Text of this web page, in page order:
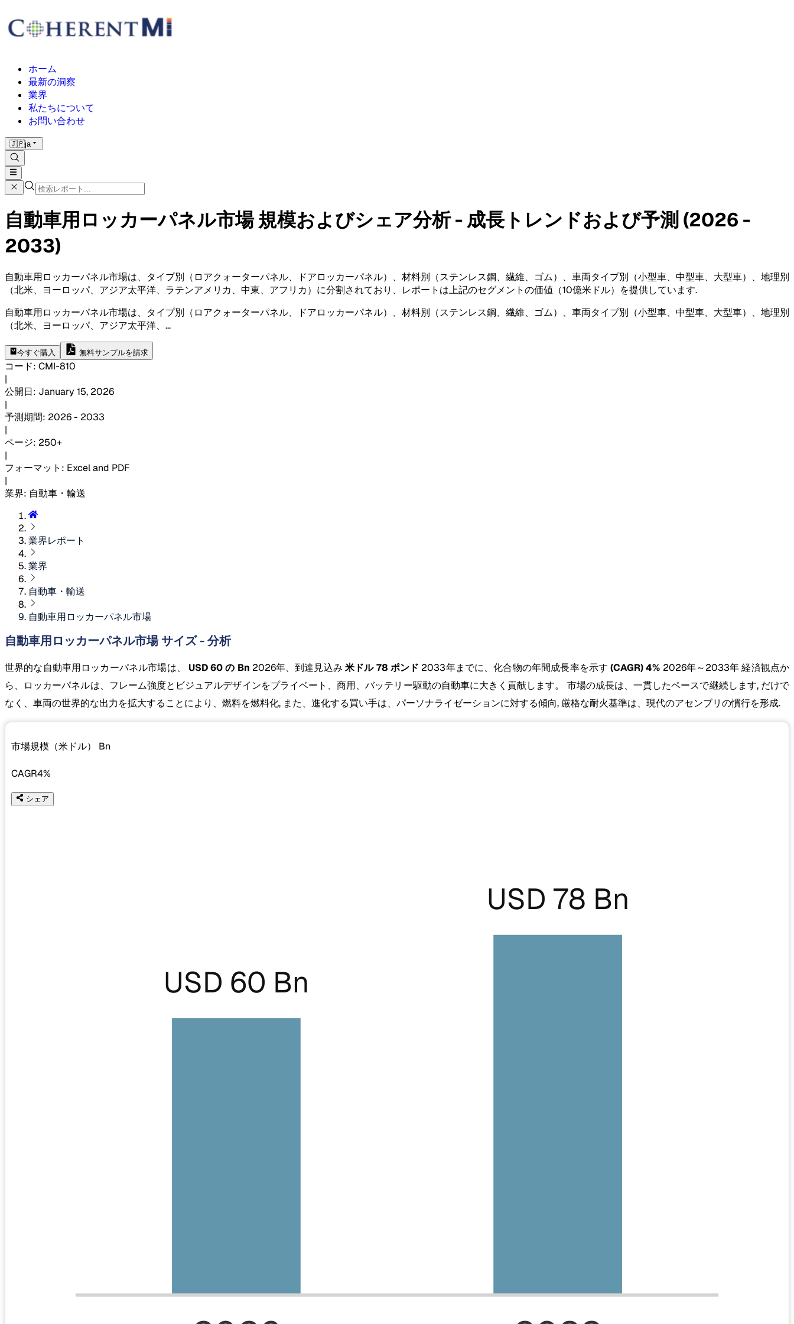
ホーム
最新の洞察
業界
私たちについて
お問い合わせ
🇯🇵ja
自動車用ロッカーパネル市場 規模およびシェア分析 - 成長トレンドおよび予測 (2026 -
2033)
自動車用ロッカーパネル市場は、タイプ別（ロアクォーターパネル、ドアロッカーパネル）、材料別（ステンレス鋼、繊維、ゴム）、車両タイプ別（小型車、中型車、大型車）、地理別
（北米、ヨーロッパ、アジア太平洋、ラテンアメリカ、中東、アフリカ）に分割されており、レポートは上記のセグメントの価値（10億米ドル）を提供しています.
自動車用ロッカーパネル市場は、タイプ別（ロアクォーターパネル、ドアロッカーパネル）、材料別（ステンレス鋼、繊維、ゴム）、車両タイプ別（小型車、中型車、大型車）、地理別
（北米、ヨーロッパ、アジア太平洋、 ...
今すぐ購入 無料サンプルを請求
コード: CMI-810
|
公開日: January 15, 2026
|
予測期間: 2026 - 2033
|
ページ: 250+
|
フォーマット : Excel and PDF
|
業界: 自動車・輸送
業界レポート
業界
自動車・輸送
自動車用ロッカーパネル市場
自動車用ロッカーパネル市場 サイズ - 分析
世界的な自動車用ロッカーパネル市場は、 USD 60 の Bn 2026年、到達見込み米ドル 78 ポンド 2033年までに、化合物の年間成長率を示す(CAGR) 4% 2026年～2033年 経済観点か
ら、ロッカーパネルは、フレーム強度とビジュアルデザインをプライベート、商用、バッテリー駆動の自動車に大きく貢献します。 市場の成長は、一貫したペースで継続します, だけで
なく、車両の世界的な出力を拡大することにより、燃料を燃料化, また、進化する買い手は、パーソナライゼーションに対する傾向, 厳格な耐火基準は、現代のアセンブリの慣行を形成.
市場規模（米ドル） Bn
CAGR4%
シェア
USD 60 Bn
USD 78 Bn